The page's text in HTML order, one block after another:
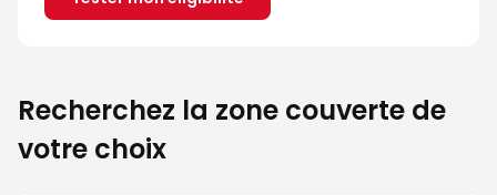
Recherchez la zone couverte de
votre choix